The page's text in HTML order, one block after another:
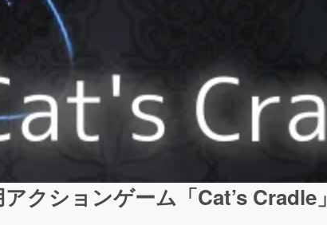
クションゲーム「Cat’s Cradle」